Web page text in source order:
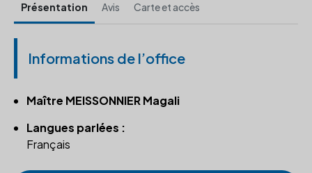
Présentation Avis Carte et accès
Informations de l’office
Maître MEISSONNIER Magali
Langues parlées :
Français